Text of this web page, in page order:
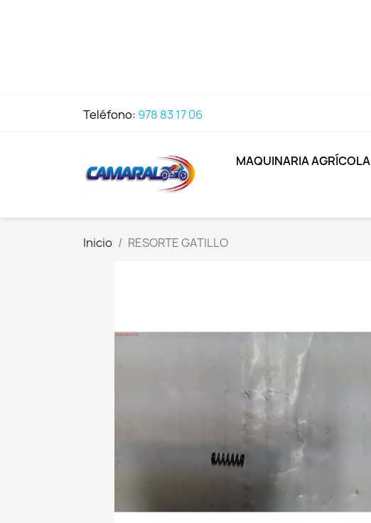
Teléfono: 978 83 17 06
MAQUINARIA AGRÍCOLA
Inicio RESORTE GATILLO